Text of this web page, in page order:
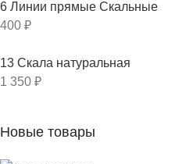
6 Линии прямые Скальные
400 ₽
13 Скала натуральная
1 350 ₽
Новые товары